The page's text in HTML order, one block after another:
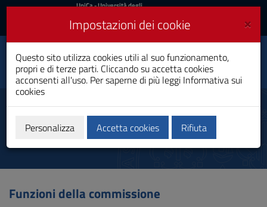
Vai
al
navigazione
sito
al
UniCa
Accedi
UniCa- Università degli
Accedi UniCA News
Toggle
navigation
Biotecnologie
Laurea
Commissione Rapporti
Internazionali
Funzioni della commissione
×
Impostazioni dei cookie
Questo sito utilizza cookies utili al suo funzionamento,
propri e di terze parti. Cliccando su accetta cookies
acconsenti all'uso. Per saperne di più leggi Informativa sui
cookies
Personalizza Accetta cookies Rifiuta